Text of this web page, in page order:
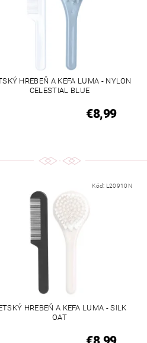
HREBEŇ A KEFA LUMA - NYLON
CELESTIAL BLUE
€8,99
Kód: L20910N
HREBEŇ A KEFA LUMA - SILK
OAT